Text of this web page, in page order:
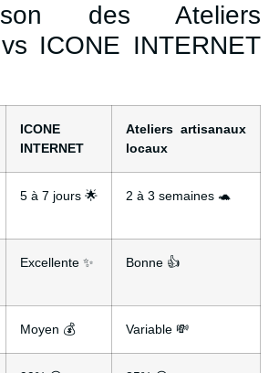
des Ateliers
ICONE INTERNET
ICONE
INTERNET
Ateliers artisanaux
locaux
5 à 7 jours 🌟 2 à 3 semaines 🐢
Excellente ✨ Bonne 👍
Moyen 💰 Variable 💸